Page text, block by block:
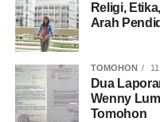
Religi,
Arah
TOMOHON
Dua
Wenny
Tomohon